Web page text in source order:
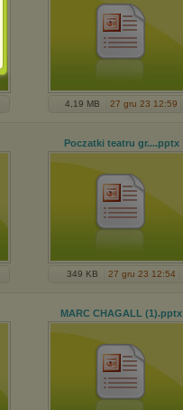
4,19 MB 27 gru 23 12:59
Poczatki teatru gr....pptx
349 KB 27 gru 23 12:54
MARC CHAGALL (1).pptx